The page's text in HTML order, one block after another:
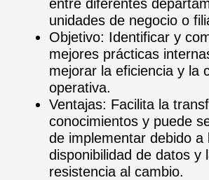
entre diferentes
unidades de negocio o
Objetivo: Identificar y
mejores prácticas
mejorar la eficiencia y la
operativa.
Ventajas: Facilita la
conocimientos y puede
de implementar debido a
disponibilidad de datos y
resistencia al cambio.